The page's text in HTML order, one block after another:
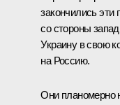
закончились
со стороны
Украину в свою
на Россию.
Они планомерно